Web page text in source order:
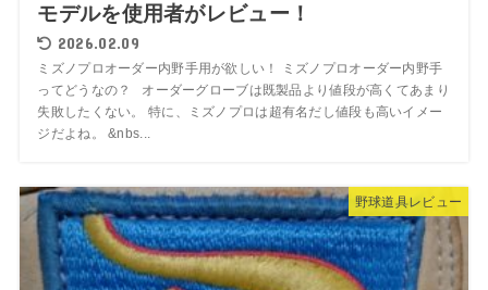
モデルを使用者がレビュー！
2026.02.09
ミズノプロオーダー内野手用が欲しい！ ミズノプロオーダー内野手
ってどうなの？ オーダーグローブは既製品より値段が高くてあまり
失敗したくない。 特に、ミズノプロは超有名だし値段も高いイメー
ジだよね。 &nbs...
野球道具レビュー